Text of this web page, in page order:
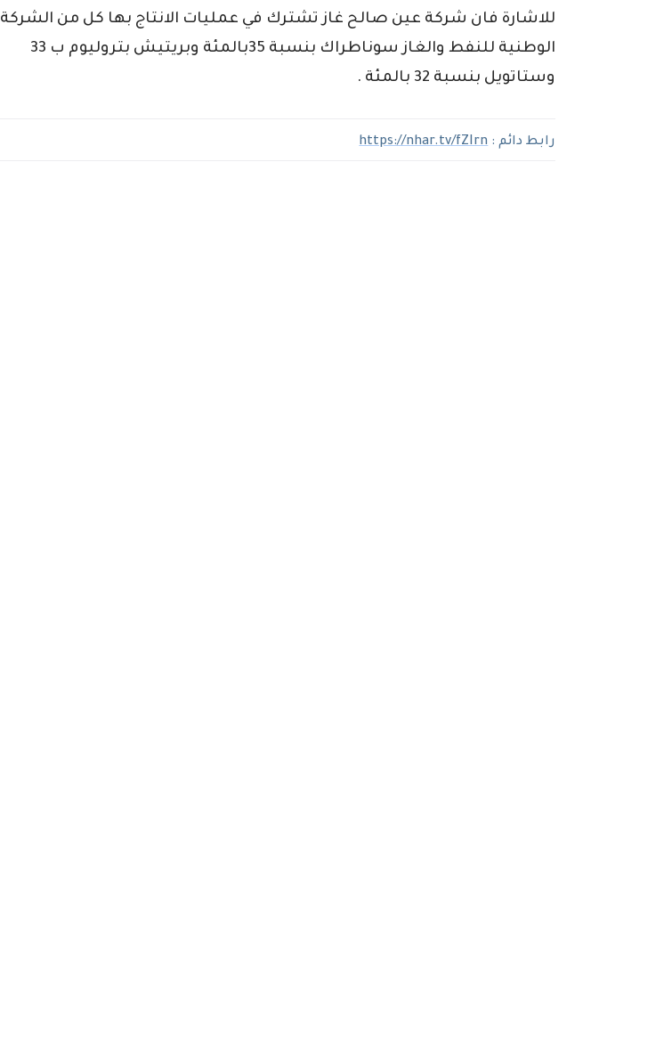
للاشارة فان شركة عين صالح غاز تشترك في عمليات الانتاج بها كل من الشركة
الوطنية للنفط والغاز سوناطراك بنسبة 35بالمئة وبريتيش بتروليوم ب 33
وستاتويل بنسبة 32 بالمئة .
رابط دائم :https://nhar.tv/fZIrn